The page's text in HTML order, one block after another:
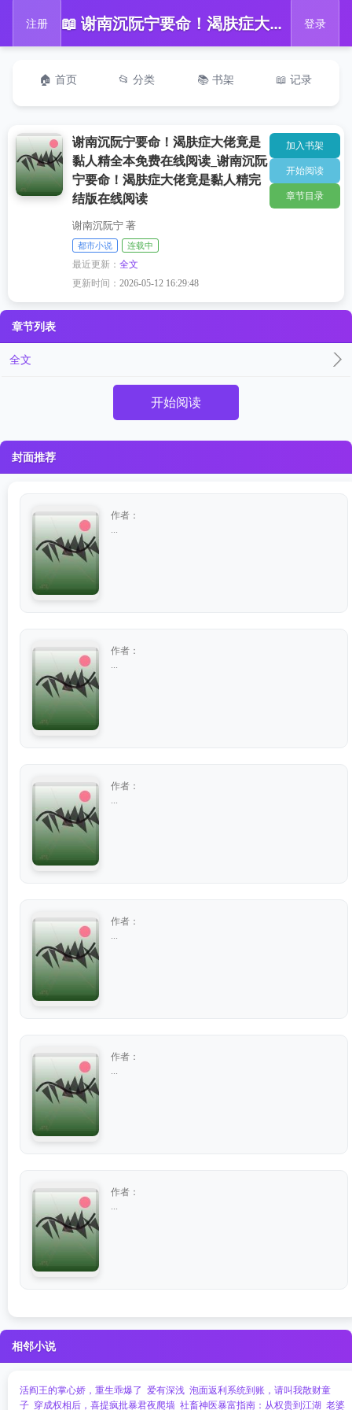
注册 📖 谢南沉阮宁要命！渴肤症大佬竟是黏人精全本免费在线阅读_谢南沉阮宁要命！渴肤症大佬竟是黏人精完结版在线阅读 登录
🏠 首页 📂 分类 📚 书架 📖 记录
谢南沉阮宁要命！渴肤症大佬竟是
黏人精全本免费在线阅读_谢南沉阮
宁要命！渴肤症大佬竟是黏人精完
结版在线阅读
谢南沉阮宁 著
都市小说 连载中
最近更新：全文
更新时间：2026-05-12 16:29:48
加入书架
开始阅读
章节目录
章节列表
全文
开始阅读
封面推荐
作者：
作者：
作者：
作者：
作者：
作者：
相邻小说
活阎王的掌心娇，重生乖爆了 爱有深浅 泡面返利系统到账，请叫我散财童
子 穿成权相后，喜提疯批暴君夜爬墙 社畜神医暴富指南：从权贵到江湖 老婆